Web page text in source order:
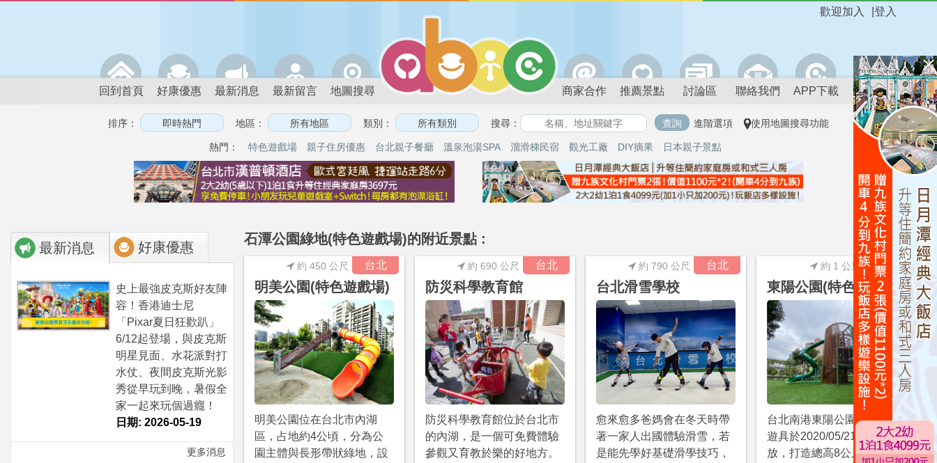
登入
歡迎加入
回到首頁 好康優惠 最新消息 最新留言 地圖搜尋 商家合作 推薦景點 討論區 聯絡我們 APP下載
排序： 地區： 類別： 搜尋： 進階選項 使用地圖搜尋功能
熱門： 特色遊戲場 親子住房優惠 台北親子餐廳 溫泉泡湯SPA 溜滑梯民宿 觀光工廠 DIY摘果 日本親子景點
最新消息 好康優惠
史上最強皮克斯好友陣
容！香港迪士尼
「Pixar夏日狂歡趴」
6/12起登場，與皮克斯
明星見面、水花派對打
水仗、夜間皮克斯光影
秀從早玩到晚，暑假全
家一起來玩個過癮！
日期: 2026-05-19
更多消息
石潭公園綠地(特色遊戲場)的附近景點 : 進階搜尋
台北
約 450 公尺
明美公園(特色遊戲場)
明美公園位在台北市內湖
區，占地約4公頃，分為公
園主體與長形帶狀綠地，設
台北
約 690 公尺
防災科學教育館
防災科學教育館位於台北市
的內湖，是一個可免費體驗
參觀又育教於樂的好地方。
台北
約 790 公尺
台北滑雪學校
愈來愈多爸媽會在冬天時帶
著一家人出國體驗滑雪，若
是能先學好基礎滑學技巧，
台北
約 1 公里
東陽公園(特色遊戲場)
台北南港東陽公園全新特色
遊具於2020/05/21正式開
放，打造總高8公尺...